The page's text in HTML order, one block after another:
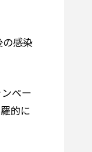
感染
ペー
的に